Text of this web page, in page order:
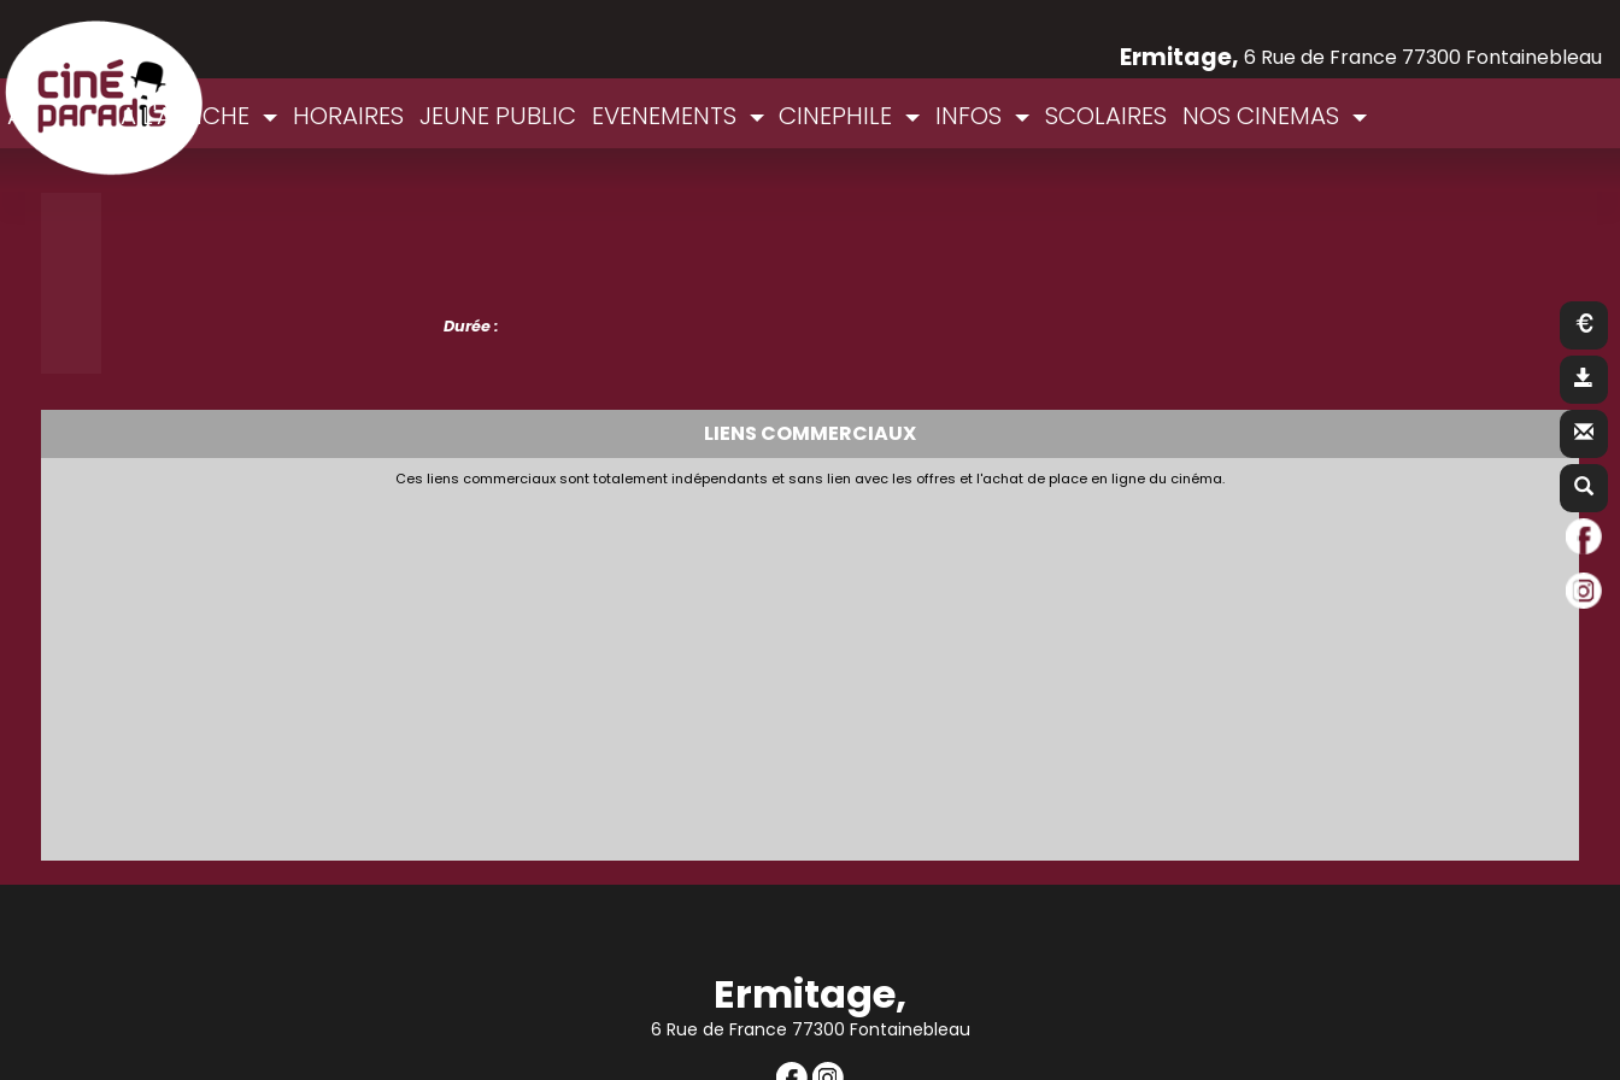
Ermitage, 6 Rue de France 77300 Fontainebleau
ACCUEIL A L'AFFICHE HORAIRES JEUNE PUBLIC EVENEMENTS CINEPHILE INFOS SCOLAIRES NOS CINEMAS
Durée :
LIENS COMMERCIAUX
Ces liens commerciaux sont totalement indépendants et sans lien avec les offres et l'achat de place en ligne du cinéma.
Ermitage,
6 Rue de France 77300 Fontainebleau